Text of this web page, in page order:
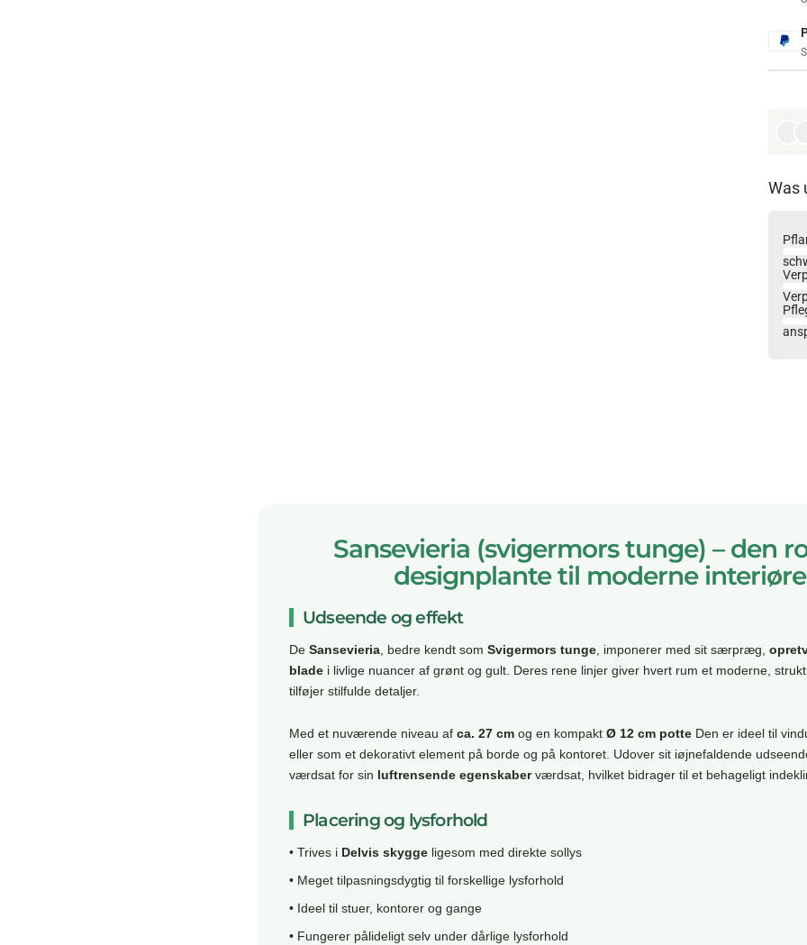
Was
Sansevieria (svigermors tunge) – den
designplante til moderne
Udseende og effekt
De Sansevieria, bedre kendt som Svigermors tunge, imponerer med sit særpræg,
bladei livlige nuancer af grønt og gult. Deres rene linjer giver hvert rum et moderne,
tilføjer stilfulde detaljer.
Med et nuværende niveau af ca. 27 cmog en kompakt Ø 12 cm potteDen er ideel til
eller som et dekorativt element på borde og på kontoret. Udover sit iøjnefaldende
værdsat for sin luftrensende egenskaberværdsat, hvilket bidrager til et behageligt
Placering og lysforhold
• Trives i Delvis skyggeligesom med direkte sollys
• Meget tilpasningsdygtig til forskellige lysforhold
• Ideel til stuer, kontorer og gange
• Fungerer pålideligt selv under dårlige lysforhold